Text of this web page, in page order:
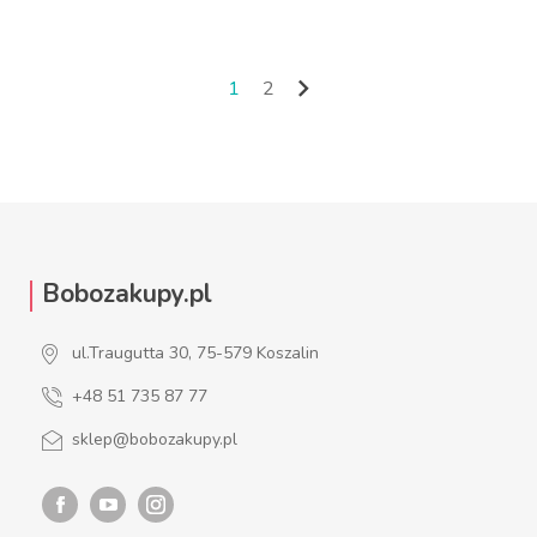
1 2 Następny

Bobozakupy.pl
ul.Traugutta 30, 75-579 Koszalin
+48 51 735 87 77
sklep@bobozakupy.pl